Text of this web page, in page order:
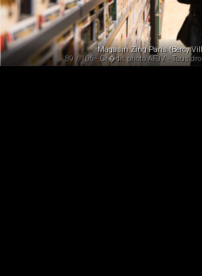
Magasin Zing Paris (Bercy
89 / 106 - Cr�dit photo AFJV - Tous